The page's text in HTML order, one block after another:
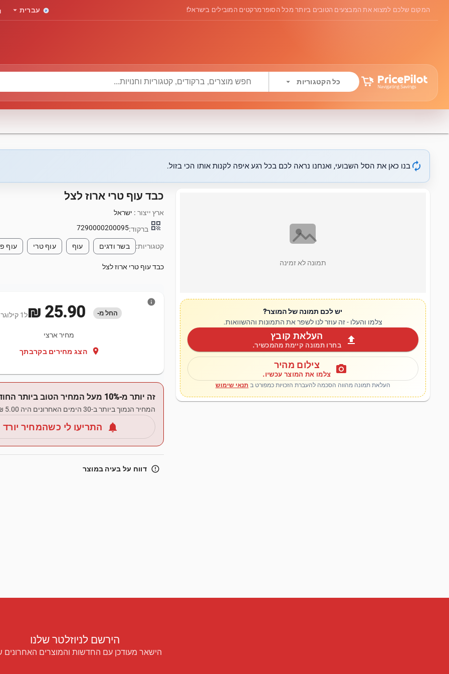
המקום שלכם למצוא את המבצעים הטובים ביותר מכל הסופרמרקטים המובילים בישראל! עברית arrow_drop_down
כל הקטגוריות arrow_drop_down
autorenew בנו כאן את הסל השבועי, ואנחנו נראה לכם בכל רגע איפה לקנות אותו הכי בזול.
תמונה לא זמינה
יש לכם תמונה של המוצר?
צלמו והעלו - זה עוזר לנו לשפר את התמונות וההשוואות.
upload העלאת קובץ
בחרו תמונה קיימת מהמכשיר.
photo_camera צילום מהיר
צלמו את המוצר עכשיו.
העלאת תמונה מהווה הסכמה להעברת הזכויות כמפורט ב תנאי שימוש
כבד עוף טרי ארוז לצל
ארץ ייצור : ישראל
qr_code ברקוד:7290000200095
קטגוריות: בשר ודגים עוף עוף טרי עוף
כבד עוף טרי ארוז לצל
החל מ- ל1 קילוגרם
מחיר ארצי
location_on הצג מחירים בקרבתך
info
זה יותר מ-10% מעל המחיר הטוב ביותר החודש.
המחיר הנמוך ביותר ב-30 הימים האחרונים היה ‏5.00 ‏₪.
notifications התריעו לי כשהמחיר יורד
error_outline דווח על בעיה במוצר
הירשם לניוזלטר שלנו
הישאר מעודכן עם החדשות והמוצרים האחרונים